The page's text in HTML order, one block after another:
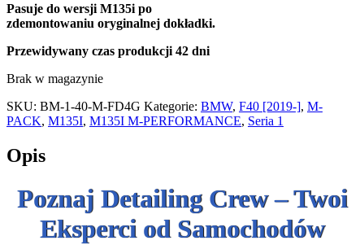
Pasuje do wersji M135i po
zdemontowaniu oryginalnej dokładki.
Przewidywany czas produkcji 42 dni
Brak w magazynie
SKU: BM-1-40-M-FD4G Kategorie: BMW, F40 [2019-], M-
PACK, M135I, M135I M-PERFORMANCE, Seria 1
Opis
Poznaj Detailing Crew – Twoi
Eksperci od Samochodów